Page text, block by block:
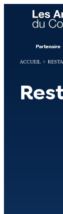
ACCUEIL >
Panneau de